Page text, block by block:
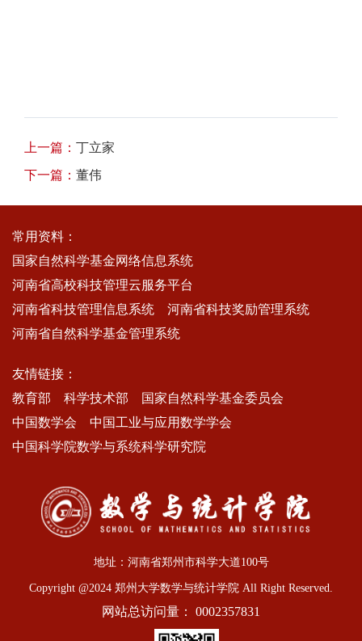
上一篇： 丁立家
下一篇： 董伟
常用资料：
国家自然科学基金网络信息系统
河南省高校科技管理云服务平台
河南省科技管理信息系统
河南省科技奖励管理系统
河南省自然科学基金管理系统
友情链接：
教育部
科学技术部
国家自然科学基金委员会
中国数学会
中国工业与应用数学学会
中国科学院数学与系统科学研究院
地址：河南省郑州市科学大道100号
Copyright @2024 郑州大学数学与统计学院 All Right Reserved.
网站总访问量： 0002357831